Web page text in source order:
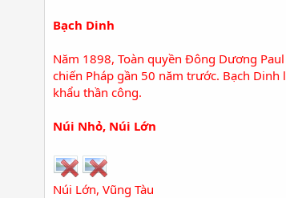
Bạch Dinh
Năm 1898, Toàn quyền Đông Dương
chiến Pháp gần 50 năm trước. Bạch
khẩu thần công.
Núi Nhỏ, Núi Lớn
Núi Lớn, Vũng Tàu